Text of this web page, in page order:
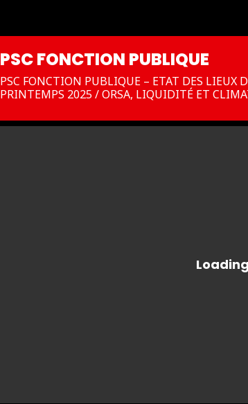
PSC FONCTION PUBLIQUE
PSC FONCTION PUBLIQUE – ETAT DES LIEUX
PRINTEMPS 2025 / ORSA, LIQUIDITÉ ET